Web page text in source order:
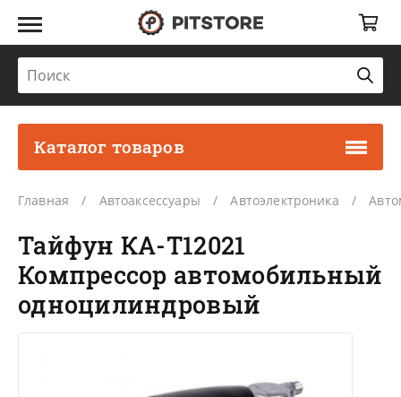
Каталог товаров
Главная Автоаксессуары Автоэлектроника
Тайфун КА-T12021
Компрессор автомобильный
одноцилиндровый